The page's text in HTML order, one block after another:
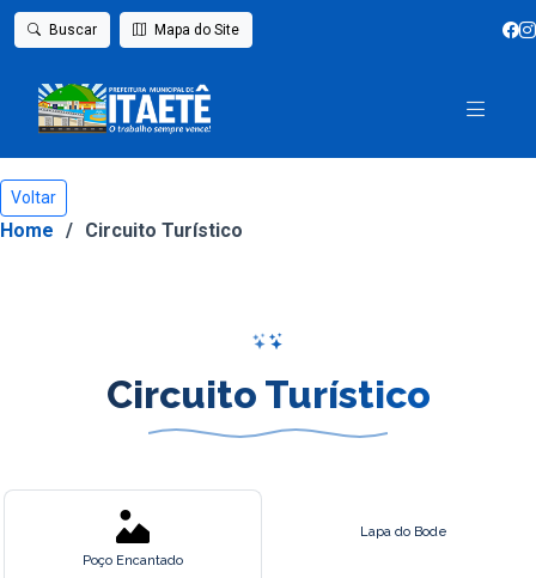
Buscar Mapa do Site
Voltar
Home Circuito Turístico
Circuito Turístico
Poço Encantado
Lapa do Bode